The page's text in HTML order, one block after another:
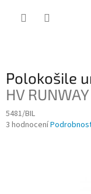
Polokošile
HV
5481/BIL
Průměrné
3 hodnocení